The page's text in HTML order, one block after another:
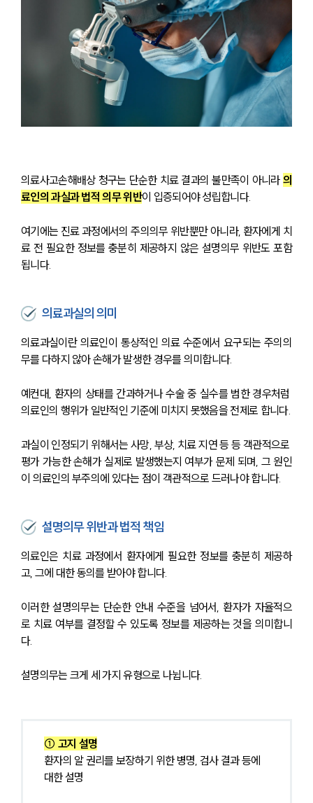
의료사고손해배상 청구는 단순한 치료 결과의 불만족이 아니라 의
료인의 과실과 법적 의무 위반이 입증되어야 성립합니다.
여기에는 진료 과정에서의 주의의무 위반뿐만 아니라, 환자에게 치
료 전 필요한 정보를 충분히 제공하지 않은 설명의무 위반도 포함
됩니다.
의료과실의 의미
의료과실이란 의료인이 통상적인 의료 수준에서 요구되는 주의의
무를 다하지 않아 손해가 발생한 경우를 의미합니다.
예컨대, 환자의 상태를 간과하거나 수술 중 실수를 범한 경우처럼
의료인의 행위가 일반적인 기준에 미치지 못했음을 전제로 합니다.
과실이 인정되기 위해서는 사망, 부상, 치료 지연 등 등 객관적으로
평가 가능한 손해가 실제로 발생했는지 여부가 문제 되며, 그 원인
이 의료인의 부주의에 있다는 점이 객관적으로 드러나야 합니다.
설명의무 위반과 법적 책임
의료인은 치료 과정에서 환자에게 필요한 정보를 충분히 제공하
고, 그에 대한 동의를 받아야 합니다.
이러한 설명의무는 단순한 안내 수준을 넘어서, 환자가 자율적으
로 치료 여부를 결정할 수 있도록 정보를 제공하는 것을 의미합니
다.
설명의무는 크게 세 가지 유형으로 나뉩니다.
① 고지 설명
환자의 알 권리를 보장하기 위한 병명, 검사 결과 등에
대한 설명